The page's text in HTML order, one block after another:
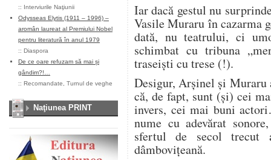
:: Interviurile Naţiunii
Odysseas Elytis (1911 – 1996) –
aromân laureat al Premiului Nobel
pentru literatură în anul 1979
:: Diaspora
De ce oare refuzam să mai și
gândim?!…
:: Recomandate Turnul de veghe
Naţiunea PRINT
Iar dacă gestul nu
Vasile Muraru în cazarma
dată, nu teatrului, ci
schimbat cu tribuna
traseiști cu trese (!).
Desigur, Arșinel și Muraru
că, de fapt, sunt (și) cei
invers, cei mai buni
nume cu adevărat
sfertul de secol trecut
dâmbovițeană.